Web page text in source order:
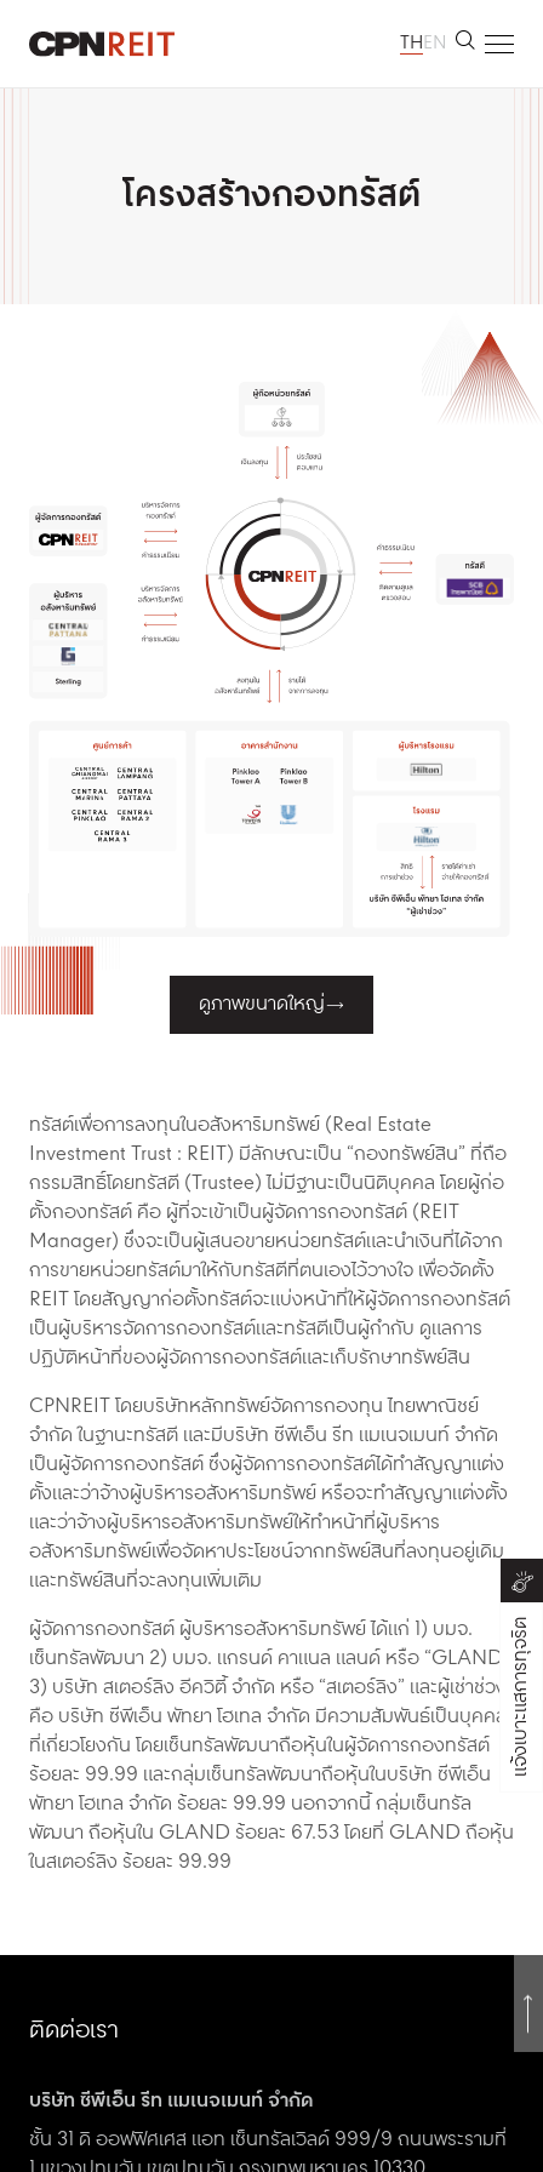
THEN
ทรัพย์สินที่ลงทุนโครงสร้างกองทรัสต์
ดูภาพขนาดใหญ่
ทรัสต์เพื่อการลงทุนในอสังหาริมทรัพย์ (Real Estate
Investment Trust : REIT) มีลักษณะเป็น “กองทรัพย์สิน” ที่ถือ
กรรมสิทธิ์โดยทรัสตี (Trustee) ไม่มีฐานะเป็นนิติบุคคล โดยผู้ก่อ
ตั้งกองทรัสต์ คือ ผู้ที่จะเข้าเป็นผู้จัดการกองทรัสต์ (REIT
Manager) ซึ่งจะเป็นผู้เสนอขายหน่วยทรัสต์และนำเงินที่ได้จาก
การขายหน่วยทรัสต์มาให้กับทรัสตีที่ตนเองไว้วางใจ เพื่อจัดตั้ง
REIT โดยสัญญาก่อตั้งทรัสต์จะแบ่งหน้าที่ให้ผู้จัดการกองทรัสต์
เป็นผู้บริหารจัดการกองทรัสต์และทรัสตีเป็นผู้กำกับ ดูแลการ
ปฏิบัติหน้าที่ของผู้จัดการกองทรัสต์และเก็บรักษาทรัพย์สิน
CPNREIT โดยบริษัทหลักทรัพย์จัดการกองทุน ไทยพาณิชย์
จำกัด ในฐานะทรัสตี และมีบริษัท ซีพีเอ็น รีท แมเนจเมนท์ จำกัด
เป็นผู้จัดการกองทรัสต์ ซึ่งผู้จัดการกองทรัสต์ได้ทำสัญญาแต่ง
ตั้งและว่าจ้างผู้บริหารอสังหาริมทรัพย์ หรือจะทำสัญญาแต่งตั้ง
และว่าจ้างผู้บริหารอสังหาริมทรัพย์ให้ทำหน้าที่ผู้บริหาร
อสังหาริมทรัพย์เพื่อจัดหาประโยชน์จากทรัพย์สินที่ลงทุนอยู่เดิม
และทรัพย์สินที่จะลงทุนเพิ่มเติม
ผู้จัดการกองทรัสต์ ผู้บริหารอสังหาริมทรัพย์ ได้แก่ 1) บมจ.
เซ็นทรัลพัฒนา 2) บมจ. แกรนด์ คาแนล แลนด์ หรือ “GLAND”
3) บริษัท สเตอร์ลิง อีควิตี้ จำกัด หรือ “สเตอร์ลิง” และผู้เช่าช่วง
คือ บริษัท ซีพีเอ็น พัทยา โฮเทล จำกัด มีความสัมพันธ์เป็นบุคคล
ที่เกี่ยวโยงกัน โดยเซ็นทรัลพัฒนาถือหุ้นในผู้จัดการกองทรัสต์
ร้อยละ 99.99 และกลุ่มเซ็นทรัลพัฒนาถือหุ้นในบริษัท ซีพีเอ็น
พัทยา โฮเทล จำกัด ร้อยละ 99.99 นอกจากนี้ กลุ่มเซ็นทรัล
พัฒนา ถือหุ้นใน GLAND ร้อยละ 67.53 โดยที่ GLAND ถือหุ้น
ในสเตอร์ลิง ร้อยละ 99.99
แจ้งเบาะแสการทุจริต
ติดต่อเรา
บริษัท ซีพีเอ็น รีท แมเนจเมนท์ จำกัด
ชั้น 31 ดิ ออฟฟิศเศส แอท เซ็นทรัลเวิลด์ 999/9 ถนนพระรามที่